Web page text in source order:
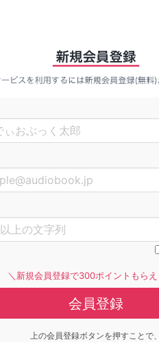
＼新規会員登録で300ポイントもらえ
会員登録
上の会員登録ボタンを押すことで、